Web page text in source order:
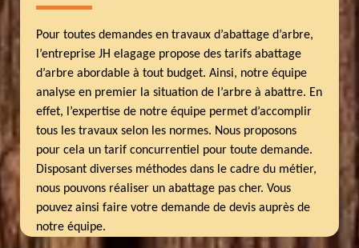
Pour toutes demandes en travaux d’abattage d’arbre,
l’entreprise JH elagage propose des tarifs abattage
d’arbre abordable à tout budget. Ainsi, notre équipe
analyse en premier la situation de l’arbre à abattre. En
effet, l’expertise de notre équipe permet d’accomplir
tous les travaux selon les normes. Nous proposons
pour cela un tarif concurrentiel pour toute demande.
Disposant diverses méthodes dans le cadre du métier,
nous pouvons réaliser un abattage pas cher. Vous
pouvez ainsi faire votre demande de devis auprès de
notre équipe.